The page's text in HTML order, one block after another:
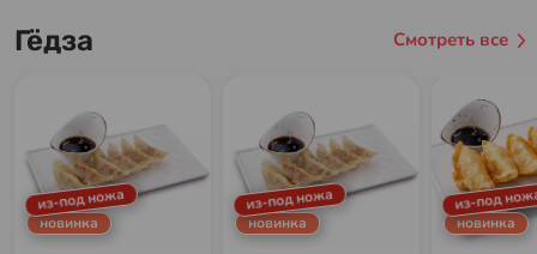
Гёдза Смотреть все
из-под ножа
новинка
из-под ножа
новинка
из-под
новинка